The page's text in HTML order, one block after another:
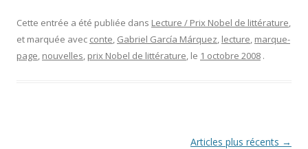
Cette entrée a été publiée dans Lecture / Prix Nobel de littérature,
et marquée avec conte, Gabriel García Márquez, lecture, marque-
page, nouvelles, prix Nobel de littérature, le 1 octobre 2008 .
Articles plus récents →